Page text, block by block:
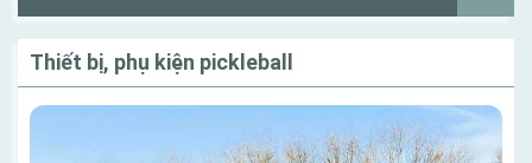
Thiết bị, phụ kiện pickleball